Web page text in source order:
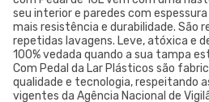
seu interior e paredes com
mais resistência e durabilidade. São
repetidas lavagens. Leve, atóxica e
100% vedada quando a sua tampa
Com Pedal da Lar Plásticos são
qualidade e tecnologia, respeitando
vigentes da Agência Nacional de